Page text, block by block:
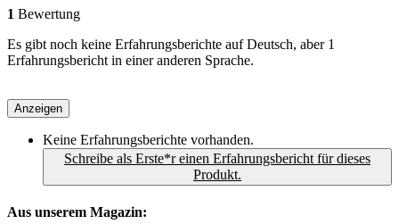
1 Bewertung
Es gibt noch keine Erfahrungsberichte auf Deutsch, aber 1
Erfahrungsbericht in einer anderen Sprache.
Anzeigen
Keine Erfahrungsberichte vorhanden.
Schreibe als Erste*r einen Erfahrungsbericht für dieses
Produkt.
Aus unserem Magazin: